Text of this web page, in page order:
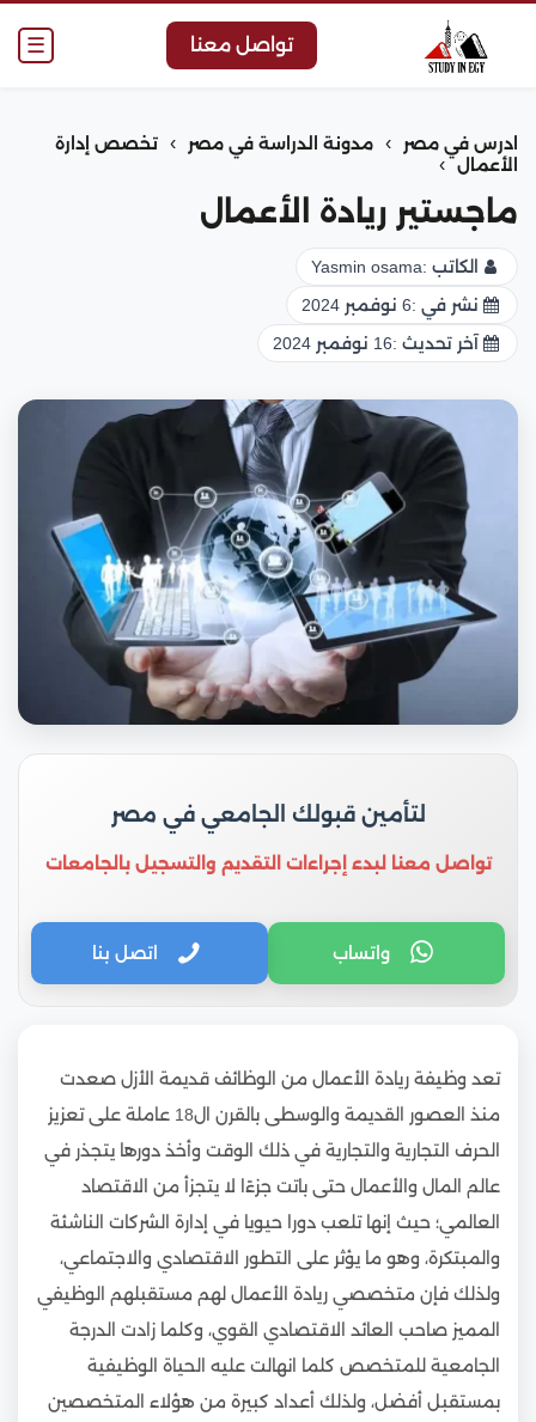
☰ تواصل معنا
ادرس في مصر › مدونة الدراسة في مصر ›
تخصص إدارة
الأعمال
›
ماجستير ريادة الأعمال
الكاتب :Yasmin osama
نشر في :6 نوفمبر 2024
آخر تحديث :16 نوفمبر 2024
لتأمين قبولك الجامعي في مصر
تواصل معنا لبدء إجراءات التقديم والتسجيل بالجامعات
واتساب اتصل بنا
تعد وظيفة ريادة الأعمال من الوظائف قديمة الأزل صعدت
منذ العصور القديمة والوسطى بالقرن ال18 عاملة على تعزيز
الحرف التجارية والتجارية في ذلك الوقت وأخذ دورها يتجذر في
عالم المال والأعمال حتى باتت جزءًا لا يتجزأ من الاقتصاد
العالمي؛ حيث إنها تلعب دورا حيويا في إدارة الشركات الناشئة
والمبتكرة، وهو ما يؤثر على التطور الاقتصادي والاجتماعي،
ولذلك فإن متخصصي ريادة الأعمال لهم مستقبلهم الوظيفي
المميز صاحب العائد الاقتصادي القوي، وكلما زادت الدرجة
الجامعية للمتخصص كلما انهالت عليه الحياة الوظيفية
بمستقبل أفضل، ولذلك أعداد كبيرة من هؤلاء المتخصصين